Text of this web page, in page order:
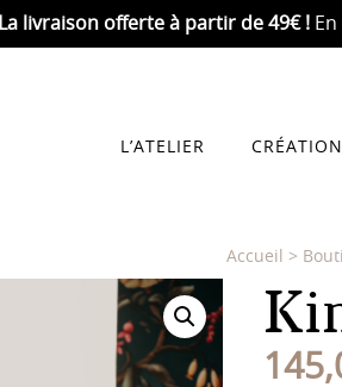
La livraison offerte à partir de 49€ !
L’ATELIER
Accueil >